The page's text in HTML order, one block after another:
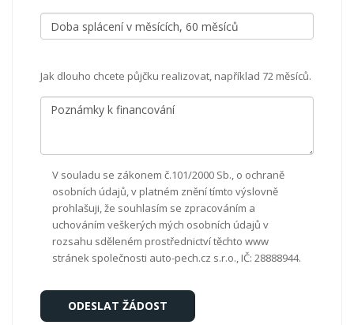
Jak dlouho chcete půjčku realizovat, například 72 měsíců.
V souladu se zákonem č.101/2000 Sb., o ochraně
osobních údajů, v platném znění tímto výslovně
prohlašuji, že souhlasím se zpracováním a
uchováním veškerých mých osobních údajů v
rozsahu sděleném prostřednictví těchto www
stránek společnosti auto-pech.cz s.r.o., IČ: 28888944.